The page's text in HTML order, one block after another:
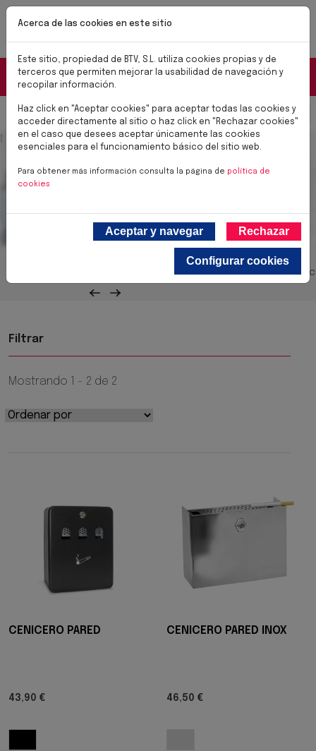
Pasar al contenido principal
NUEVAS CERRADURAS BTV SMART
✨Soluciones para el día a día✨
Conoce las nuevas cerraduras BTV SMART
Portal Distribuidores
0,00 € Select
Imagen cabecera Ceniceros
Cajas Fuertes
Filtrar
Mostrando 1 - 2 de 2
CENICERO PARED
43,90 €
CENICERO PARED INOX
46,50 €
Acerca de las cookies en este sitio
Este sitio, propiedad de BTV, S.L. utiliza cookies propias y de
terceros que permiten mejorar la usabilidad de navegación y
recopilar información.
Haz click en "Aceptar cookies" para aceptar todas las cookies y
acceder directamente al sitio o haz click en "Rechazar cookies"
en el caso que desees aceptar únicamente las cookies
esenciales para el funcionamiento básico del sitio web.
Para obtener más información consulta la página de política de
cookies
Aceptar y navegar Rechazar
Configurar cookies